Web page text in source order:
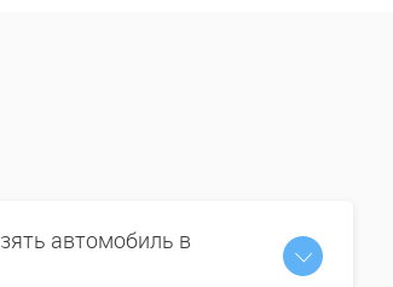
автомобиль в